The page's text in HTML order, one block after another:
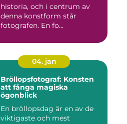
historia, och i centrum av
denna konstform står
fotografen. En fo...
04. jan
Bröllopsfotograf: Konsten
att fånga magiska
ögonblick
En bröllopsdag är en av de
viktigaste och mest